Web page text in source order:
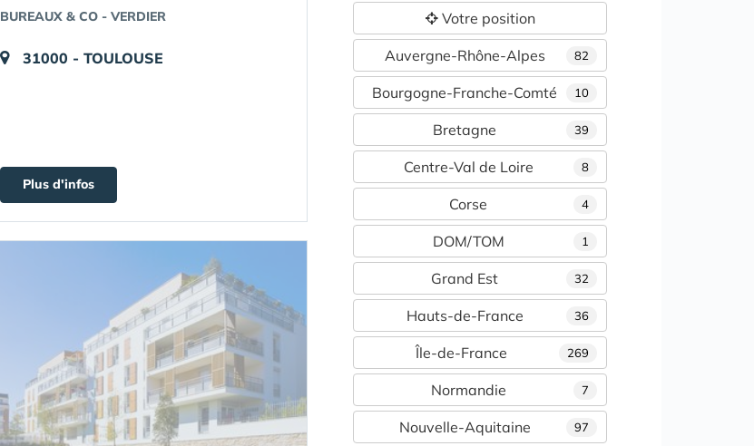
BUREAUX & CO - VERDIER
31000 - TOULOUSE
Plus d'infos
Votre position
82
Auvergne-Rhône-Alpes
10
Bourgogne-Franche-Comté
39
Bretagne
8
Centre-Val de Loire
4
Corse
1
DOM/TOM
32
Grand Est
36
Hauts-de-France
269
Île-de-France
7
Normandie
97
Nouvelle-Aquitaine